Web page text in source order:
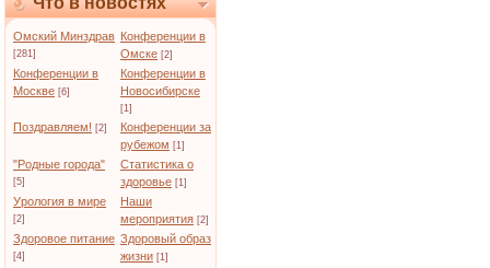
Омский Минздрав
[281]
Конференции в
Омске [2]
Конференции в
Москве [6]
Конференции в
Новосибирске
[1]
Поздравляем! [2]
Конференции за
рубежом [1]
"Родные города"
[5]
Статистика о
здоровье [1]
Урология в мире
[2]
Наши
мероприятия [2]
Здоровое питание
[4]
Здоровый образ
жизни [1]